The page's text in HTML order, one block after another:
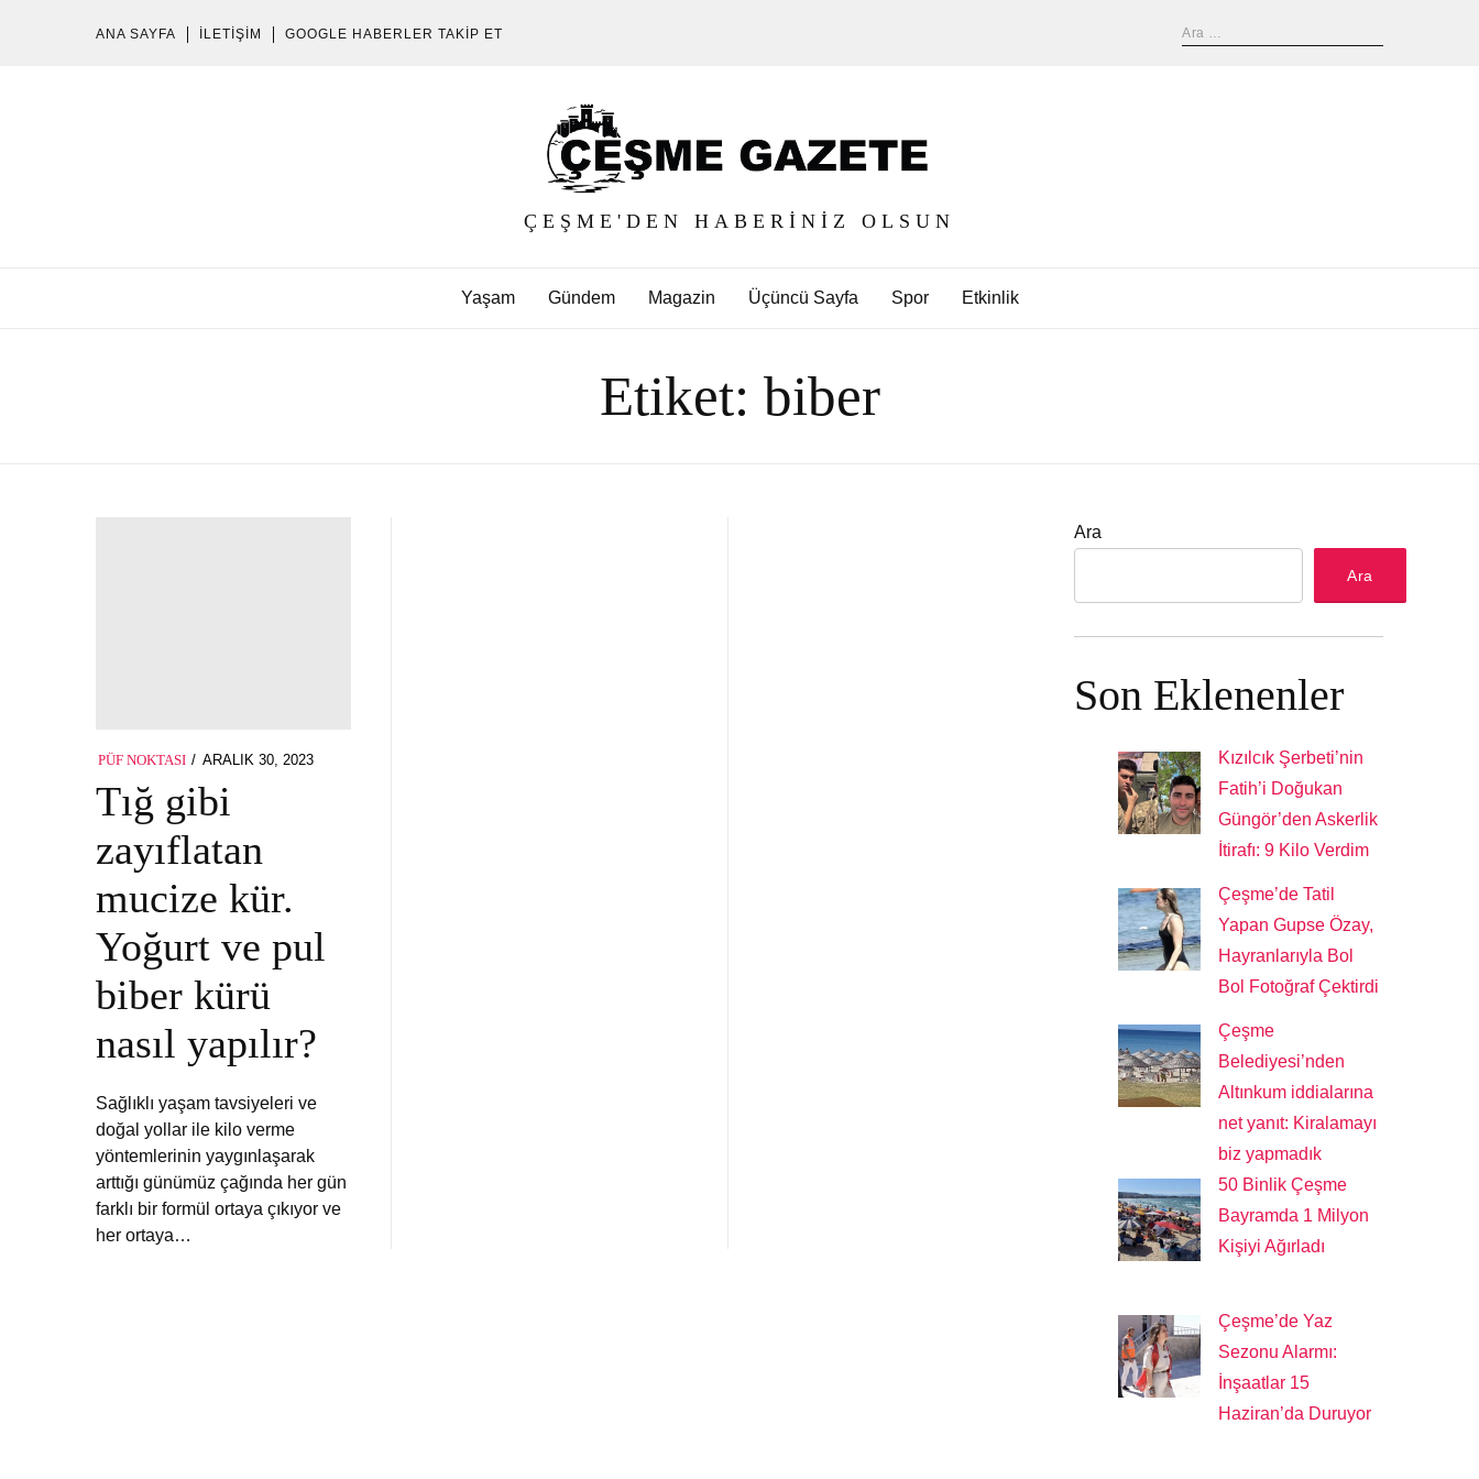
ANA SAYFA İLETIŞIM GOOGLE HABERLER TAKIP ET
ÇEŞME'DEN HABERINIZ OLSUN
Yaşam Gündem Magazin Üçüncü Sayfa Spor Etkinlik
Etiket: biber
PÜF NOKTASI
POSTED
ON
ARALIK 30, 2023
Tığ gibi
zayıflatan
mucize kür.
Yoğurt ve pul
biber kürü
nasıl yapılır?
Sağlıklı yaşam tavsiyeleri ve
doğal yollar ile kilo verme
yöntemlerinin yaygınlaşarak
arttığı günümüz çağında her gün
farklı bir formül ortaya çıkıyor ve
her ortaya…
Ara
Ara
Son Eklenenler
Kızılcık Şerbeti’nin
Fatih’i Doğukan
Güngör’den Askerlik
İtirafı: 9 Kilo Verdim
Çeşme’de Tatil
Yapan Gupse Özay,
Hayranlarıyla Bol
Bol Fotoğraf Çektirdi
Çeşme
Belediyesi’nden
Altınkum iddialarına
net yanıt: Kiralamayı
biz yapmadık
50 Binlik Çeşme
Bayramda 1 Milyon
Kişiyi Ağırladı
Çeşme’de Yaz
Sezonu Alarmı:
İnşaatlar 15
Haziran’da Duruyor